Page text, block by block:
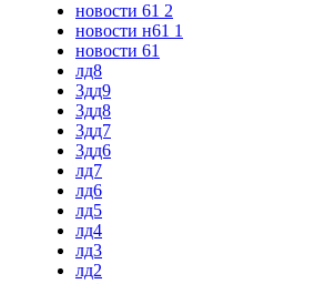
новости 61 2
новости н61 1
новости 61
лд8
3дд9
3дд8
3дд7
3дд6
лд7
лд6
лд5
лд4
лд3
лд2